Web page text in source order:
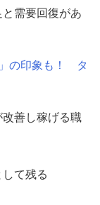
需要回復があ
の印象も！ タ
善し稼げる職
て残る